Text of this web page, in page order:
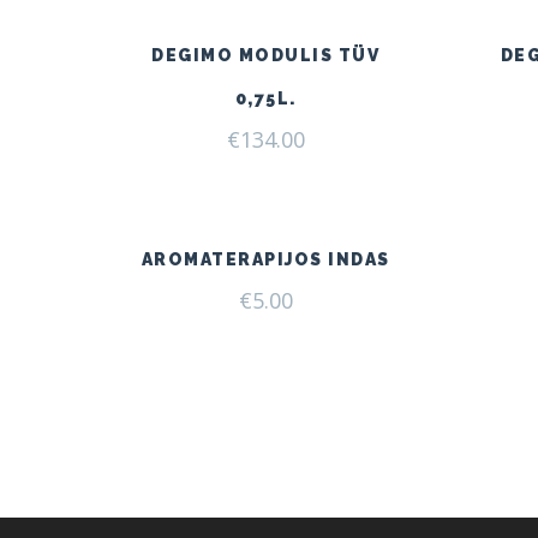
DEGIMO MODULIS TÜV
0,75L.
€134.00
AROMATERAPIJOS INDAS
€5.00